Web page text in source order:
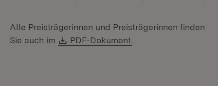
Alle Preisträgerinnen und Preisträgerinnen finden
Sie auch im
Download:
PDF-Dokument